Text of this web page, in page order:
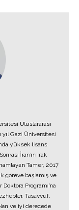
Uluslararası
Gazi Üniversitesi
yüksek lisans
İran’ın Irak
Tamer, 2017
göreve başlamış ve
Programı’na
Tasavvuf,
ve iyi derecede